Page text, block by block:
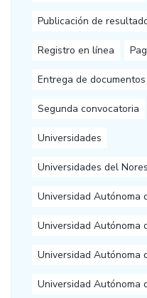
Publicación de
Registro en línea
Entrega de documentos
Segunda convocatoria
Universidades
Universidades del
Universidad Autónoma
Universidad Autónoma
Universidad Autónoma
Universidad Autónoma